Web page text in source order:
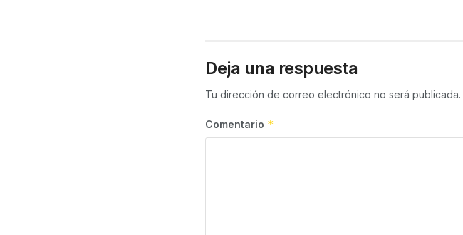
Deja una respuesta
Tu dirección de correo electrónico no será publicada.
Comentario *